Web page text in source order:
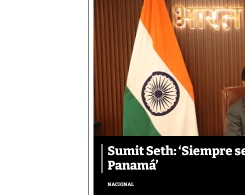
Sumit Seth: ‘Siempre
Panamá’
NACIONAL